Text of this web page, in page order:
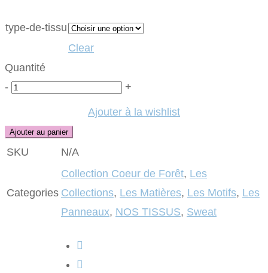
type-de-tissu
Clear
Quantité
- Quantité +
Ajouter à la wishlist
Ajouter au panier
SKU N/A
Categories
Collection Coeur de Forêt, Les
Collections, Les Matières, Les Motifs, Les
Panneaux, NOS TISSUS, Sweat